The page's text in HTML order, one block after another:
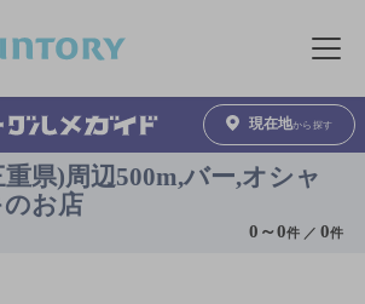
メニュ
現在地から探す
県)周辺500m,バー,オシャ
お店
0 ～0件 ／0件